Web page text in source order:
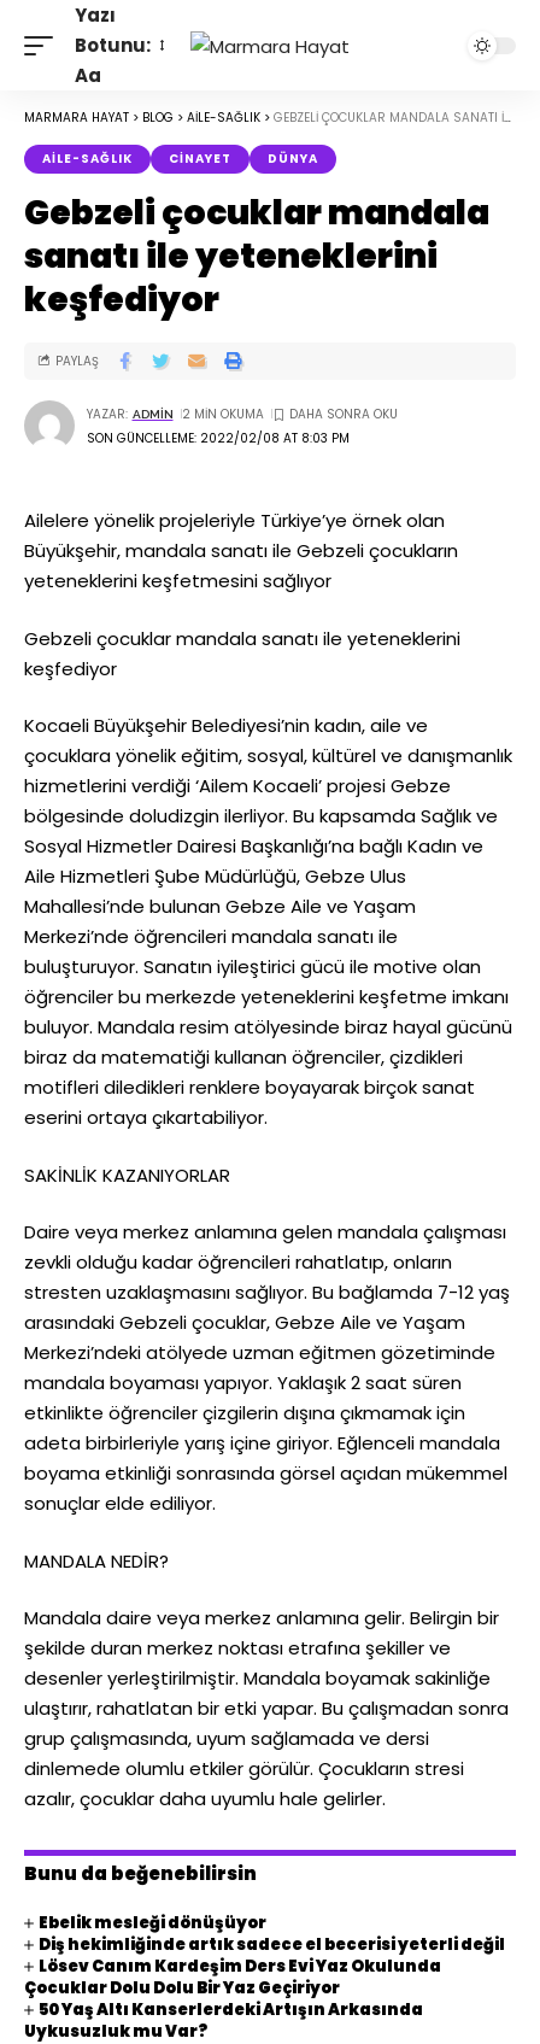
Yazı
Botunu:
Aa
MARMARA HAYAT > BLOG > AILE-SAĞLIK > GEBZELI ÇOCUKLAR MANDALA SANATI ILE YETENEKLERINI KEŞFEDIYOR
AILE-SAĞLIK CINAYET DÜNYA
Gebzeli çocuklar mandala
sanatı ile yeteneklerini
keşfediyor
SON GÜNCELLEME: 2022/02/08 AT 8:03 PM
YAZAR: ADMIN 2 MIN OKUMA
PAYLAŞ
Ailelere yönelik projeleriyle Türkiye’ye örnek olan
Büyükşehir, mandala sanatı ile Gebzeli çocukların
yeteneklerini keşfetmesini sağlıyor
Gebzeli çocuklar mandala sanatı ile yeteneklerini
keşfediyor
Kocaeli Büyükşehir Belediyesi’nin kadın, aile ve
çocuklara yönelik eğitim, sosyal, kültürel ve danışmanlık
hizmetlerini verdiği ‘Ailem Kocaeli’ projesi Gebze
bölgesinde doludizgin ilerliyor. Bu kapsamda Sağlık ve
Sosyal Hizmetler Dairesi Başkanlığı’na bağlı Kadın ve
Aile Hizmetleri Şube Müdürlüğü, Gebze Ulus
Mahallesi’nde bulunan Gebze Aile ve Yaşam
Merkezi’nde öğrencileri mandala sanatı ile
buluşturuyor. Sanatın iyileştirici gücü ile motive olan
öğrenciler bu merkezde yeteneklerini keşfetme imkanı
buluyor. Mandala resim atölyesinde biraz hayal gücünü
biraz da matematiği kullanan öğrenciler, çizdikleri
motifleri diledikleri renklere boyayarak birçok sanat
eserini ortaya çıkartabiliyor.
SAKİNLİK KAZANIYORLAR
Daire veya merkez anlamına gelen mandala çalışması
zevkli olduğu kadar öğrencileri rahatlatıp, onların
stresten uzaklaşmasını sağlıyor. Bu bağlamda 7-12 yaş
arasındaki Gebzeli çocuklar, Gebze Aile ve Yaşam
Merkezi’ndeki atölyede uzman eğitmen gözetiminde
mandala boyaması yapıyor. Yaklaşık 2 saat süren
etkinlikte öğrenciler çizgilerin dışına çıkmamak için
adeta birbirleriyle yarış içine giriyor. Eğlenceli mandala
boyama etkinliği sonrasında görsel açıdan mükemmel
sonuçlar elde ediliyor.
MANDALA NEDİR?
Mandala daire veya merkez anlamına gelir. Belirgin bir
şekilde duran merkez noktası etrafına şekiller ve
desenler yerleştirilmiştir. Mandala boyamak sakinliğe
ulaştırır, rahatlatan bir etki yapar. Bu çalışmadan sonra
grup çalışmasında, uyum sağlamada ve dersi
dinlemede olumlu etkiler görülür. Çocukların stresi
azalır, çocuklar daha uyumlu hale gelirler.
Bunu da beğenebilirsin
Ebelik mesleği dönüşüyor
Diş hekimliğinde artık sadece el becerisi yeterli değil
Lösev Canım Kardeşim Ders Evi Yaz Okulunda
Çocuklar Dolu Dolu Bir Yaz Geçiriyor
50 Yaş Altı Kanserlerdeki Artışın Arkasında
Uykusuzluk mu Var?